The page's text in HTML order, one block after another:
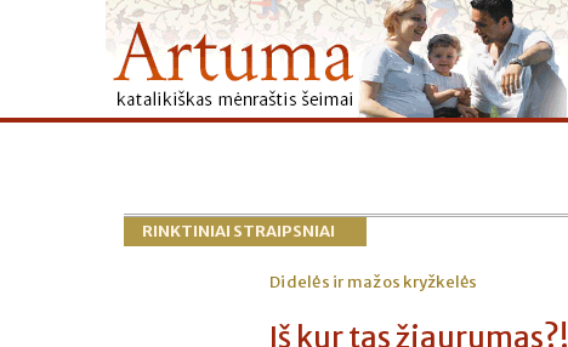
RINKTINIAI STRAIPSNIAI
Didelės ir mažos kryžkelės
Iš kur tas žiaurumas?!